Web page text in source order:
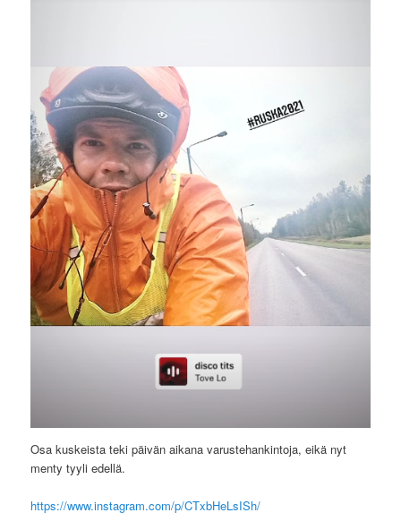
Osa kuskeista teki päivän aikana varustehankintoja, eikä nyt
menty tyyli edellä.
https://www.instagram.com/p/CTxbHeLsISh/